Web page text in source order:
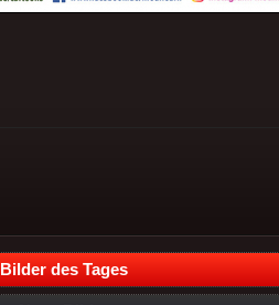
Bilder des Tages